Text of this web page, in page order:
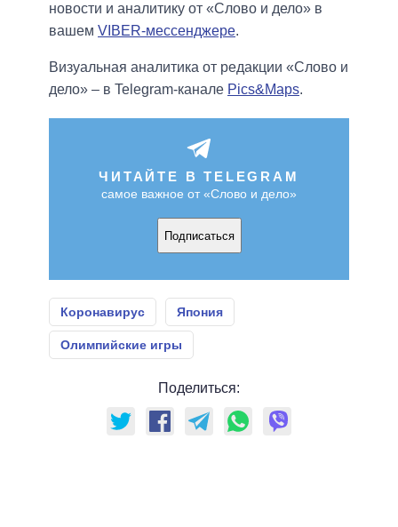
новости и аналитику от «Слово и дело» в
вашем VIBER-мессенджере.
Визуальная аналитика от редакции «Слово и
дело» – в Telegram-канале Pics&Maps.
ЧИТАЙТЕ В TELEGRAM
самое важное от «Слово и дело»
Подписаться
Коронавирус Япония
Олимпийские игры
Поделиться: